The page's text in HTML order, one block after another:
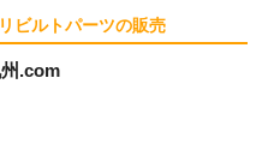
ビルトパーツの販売
.com